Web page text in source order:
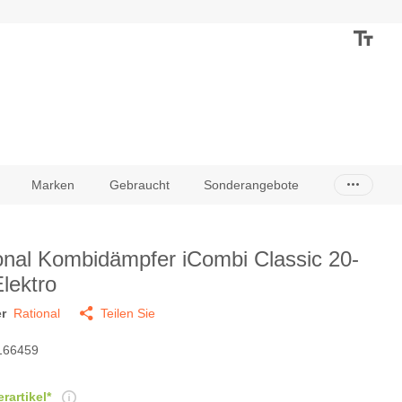
Marken Gebraucht Sonderangebote
Kombidämpfer iCombi Classic 20-
Rational Teilen Sie